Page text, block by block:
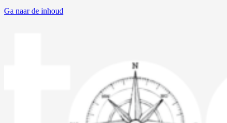
Ga naar de inhoud